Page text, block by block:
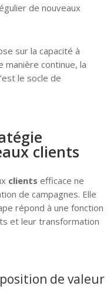
de nouveaux
sur la capacité à
continue, la
le socle de
clients
clients efficace ne
de campagnes. Elle
répond à une fonction
et leur transformation
de valeur